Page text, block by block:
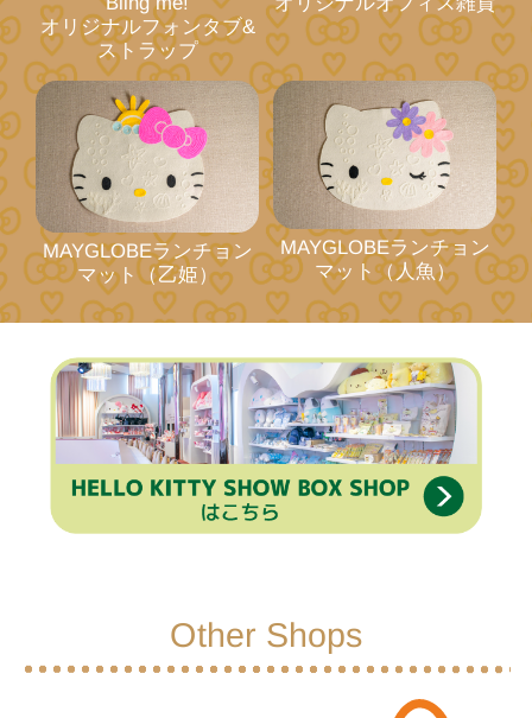
オリジナルフォンタブ&
ストラップ
MAYGLOBEランチョン
マット（乙姫）
MAYGLOBEランチョン
マット（人魚）
Other Shops